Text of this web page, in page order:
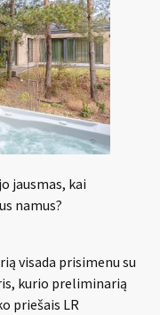
jausmas, kai
namus?
visada prisimenu su
kurio preliminarią
priešais LR